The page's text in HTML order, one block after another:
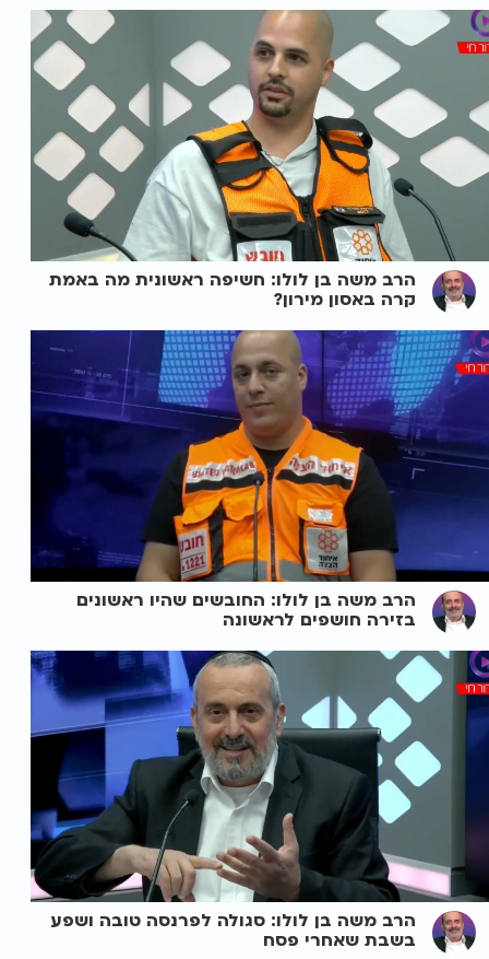
הרב משה בן לולו: חשיפה ראשונית מה באמת
קרה באסון מירון?
הרב משה בן לולו: החובשים שהיו ראשונים
בזירה חושפים לראשונה
הרב משה בן לולו: סגולה לפרנסה טובה ושפע
בשבת שאחרי פסח